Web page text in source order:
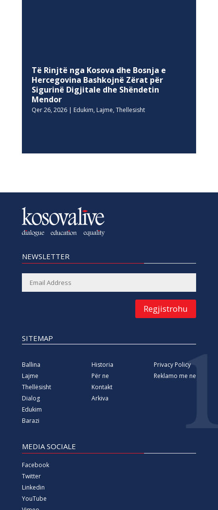
Të Rinjtë nga Kosova dhe Bosnja e
Hercegovina Bashkojnë Zërat për
Sigurinë Digjitale dhe Shëndetin
Mendor
Qer 26, 2026| Edukim, Lajme, Thellesisht
NEWSLETTER
Regjistrohu
SITEMAP
Ballina
Lajme
Thellësisht
Dialog
Edukim
Barazi
Historia
Për ne
Kontakt
Arkiva
Privacy Policy
Reklamo me ne
MEDIA SOCIALE
Facebook
Twitter
Linkedin
YouTube